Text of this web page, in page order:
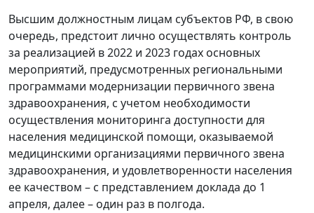
Высшим должностным лицам субъектов РФ, в свою
очередь, предстоит лично осуществлять контроль
за реализацией в 2022 и 2023 годах основных
мероприятий, предусмотренных региональными
программами модернизации первичного звена
здравоохранения, с учетом необходимости
осуществления мониторинга доступности для
населения медицинской помощи, оказываемой
медицинскими организациями первичного звена
здравоохранения, и удовлетворенности населения
ее качеством – с представлением доклада до 1
апреля, далее – один раз в полгода.